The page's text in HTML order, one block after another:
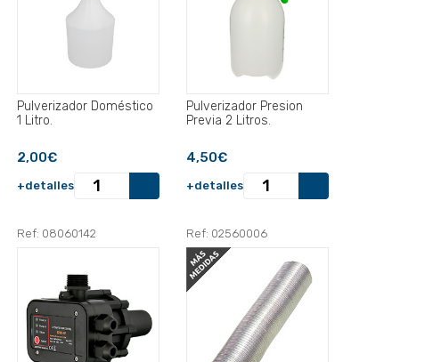
Pulverizador Doméstico
1 Litro.
2,00€
+detalles
Pulverizador Presion
Previa 2 Litros.
4,50€
+detalles
Ref: 08060142 Ref: 02560006